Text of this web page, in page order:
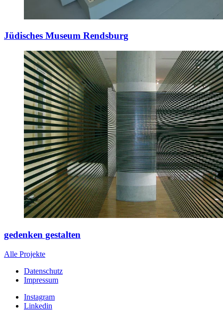
Jüdisches Museum Rendsburg
gedenken gestalten
Alle Projekte
Datenschutz
Impressum
Instagram
Linkedin